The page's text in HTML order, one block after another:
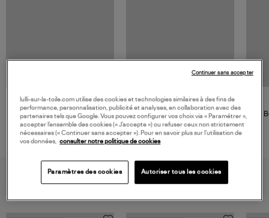
760,00 €
GIGI CLOZEAU
Sautoir Classique Perles
Résine Or, 86 cm
VOUS AIMEREZ AUSSI
lulli-sur-la-toile.com utilise des cookies et technologies similaires à des fins de
performance, personnalisation, publicité et analyses, en collaboration avec des
partenaires tels que Google. Vous pouvez configurer vos choix via « Paramétrer »,
accepter l’ensemble des cookies (« J’accepte ») ou refuser ceux non strictement
nécessaires (« Continuer sans accepter »). Pour en savoir plus sur l’utilisation de
vos données,
consulter notre politique de cookies
Paramètres des cookies Autoriser tous les cookies
Continuer sans accepter